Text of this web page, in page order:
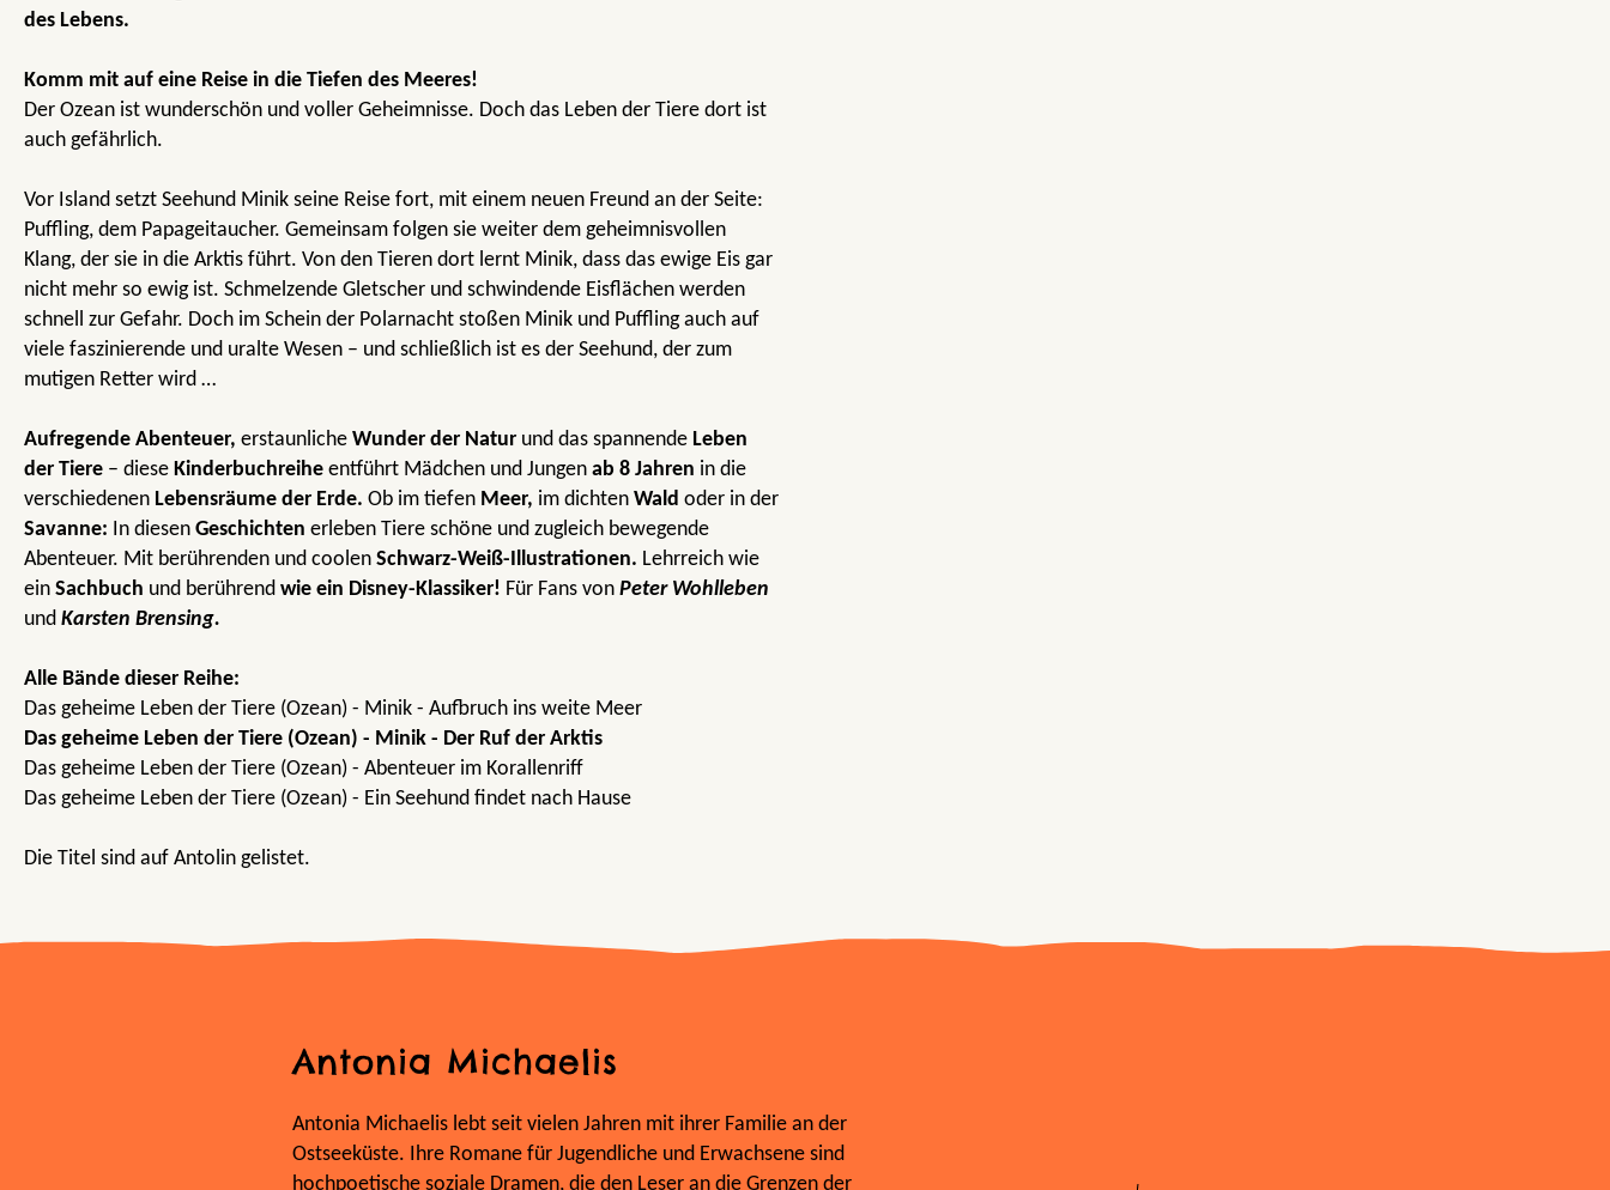
des Lebens.
Komm mit auf eine Reise in die Tiefen des Meeres!
Der Ozean ist wunderschön und voller Geheimnisse. Doch das Leben der Tiere dort ist
auch gefährlich.
Vor Island setzt Seehund Minik seine Reise fort, mit einem neuen Freund an der Seite:
Puffling, dem Papageitaucher. Gemeinsam folgen sie weiter dem geheimnisvollen
Klang, der sie in die Arktis führt. Von den Tieren dort lernt Minik, dass das ewige Eis gar
nicht mehr so ewig ist. Schmelzende Gletscher und schwindende Eisflächen werden
schnell zur Gefahr. Doch im Schein der Polarnacht stoßen Minik und Puffling auch auf
viele faszinierende und uralte Wesen – und schließlich ist es der Seehund, der zum
mutigen Retter wird …
Aufregende Abenteuer, erstaunliche Wunder der Natur und das spannende Leben
der Tiere – diese Kinderbuchreihe entführt Mädchen und Jungen ab 8 Jahren in die
verschiedenen Lebensräume der Erde. Ob im tiefen Meer, im dichten Wald oder in der
Savanne: In diesen Geschichten erleben Tiere schöne und zugleich bewegende
Abenteuer. Mit berührenden und coolen Schwarz-Weiß-Illustrationen. Lehrreich wie
ein Sachbuch und berührend wie ein Disney-Klassiker! Für Fans von Peter Wohlleben
und Karsten Brensing.
Alle Bände dieser Reihe:
Das geheime Leben der Tiere (Ozean) - Minik - Aufbruch ins weite Meer
Das geheime Leben der Tiere (Ozean) - Minik - Der Ruf der Arktis
Das geheime Leben der Tiere (Ozean) - Abenteuer im Korallenriff
Das geheime Leben der Tiere (Ozean) - Ein Seehund findet nach Hause
Die Titel sind auf Antolin gelistet.
Antonia Michaelis
Antonia Michaelis lebt seit vielen Jahren mit ihrer Familie an der
Ostseeküste. Ihre Romane für Jugendliche und Erwachsene sind
hochpoetische soziale Dramen, die den Leser an die Grenzen der